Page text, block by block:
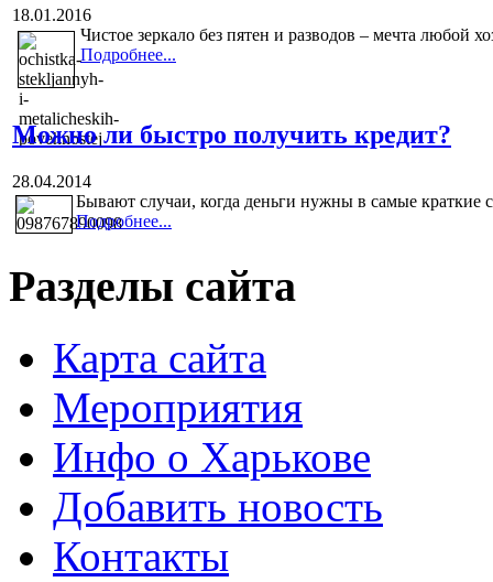
18.01.2016
Чистое зеркало без пятен и разводов – мечта любой
Подробнее...
Можно ли быстро получить кредит?
28.04.2014
Бывают случаи, когда деньги нужны в самые краткие
Подробнее...
Разделы сайта
Карта сайта
Мероприятия
Инфо о Харькове
Добавить новость
Контакты